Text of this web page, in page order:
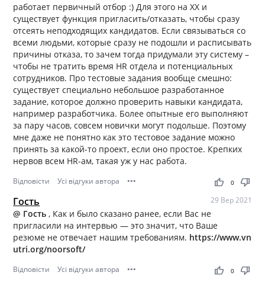
работает первичный отбор :) Для этого на ХХ и
существует функция пригласить/отказать, чтобы сразу
отсеять неподходящих кандидатов. Если связываться со
всеми людьми, которые сразу не подошли и расписывать
причины отказа, то зачем тогда придумали эту систему –
чтобы не тратить время HR отдела и потенциальных
сотрудников. Про тестовые задания вообще смешно:
существует специально небольшое разработанное
задание, которое должно проверить навыки кандидата,
например разработчика. Более опытные его выполняют
за пару часов, совсем новички могут подольше. Поэтому
мне даже не понятно как это тестовое задание можно
принять за какой-то проект, если оно простое. Крепких
нервов всем HR-ам, такая уж у нас работа.
Відповісти Усі відгуки автора ••• thumb_up thumb_down
0
Гость 29 Вер 2021
@ Гость , Как и было сказано ранее, если Вас не
пригласили на интервью — это значит, что Ваше
резюме не отвечает нашим требованиям. https://www.vn
utri.org/noorsoft/
Відповісти Усі відгуки автора ••• thumb_up thumb_down
0